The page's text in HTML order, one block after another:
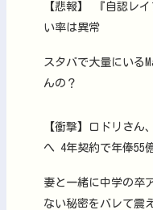
【悲報】 『自認レ
い率は異常
スタバで大量にいる
んの？
【衝撃】ロドリさん
へ 4年契約で年俸55
妻と一緒に中学の卒
ない秘密をバレて震